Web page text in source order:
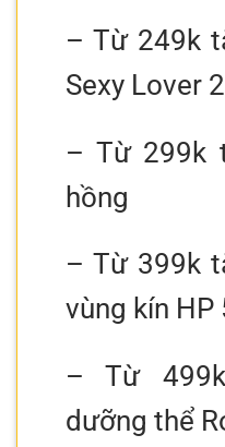
– Từ 249k
Sexy Lover
– Từ 299k
hồng
– Từ 399k
vùng kín HP
– Từ
dưỡng thể